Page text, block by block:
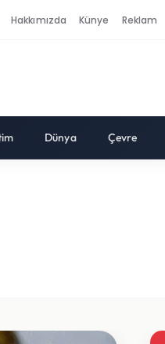
Hakkımızda Künye Reklam
Dünya Çevre